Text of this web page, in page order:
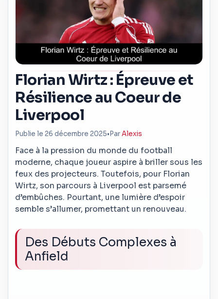
Florian Wirtz : Épreuve et
Résilience au Coeur de
Liverpool
Publie le 26 décembre 2025• ParAlexis
Face à la pression du monde du football
moderne, chaque joueur aspire à briller sous les
feux des projecteurs. Toutefois, pour Florian
Wirtz, son parcours à Liverpool est parsemé
d’embûches. Pourtant, une lumière d’espoir
semble s’allumer, promettant un renouveau.
Des Débuts Complexes à
Anfield